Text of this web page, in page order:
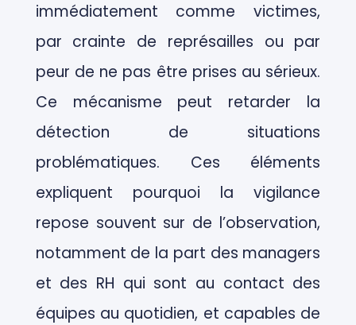
immédiatement comme victimes,
par crainte de représailles ou par
peur de ne pas être prises au sérieux.
Ce mécanisme peut retarder la
détection de situations
problématiques. Ces éléments
expliquent pourquoi la vigilance
repose souvent sur de l’observation,
notamment de la part des managers
et des RH qui sont au contact des
équipes au quotidien, et capables de